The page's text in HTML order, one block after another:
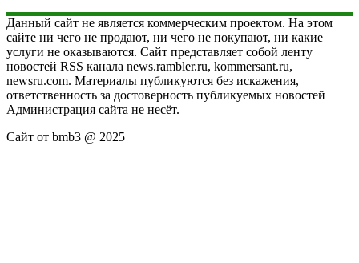
Данный сайт не является коммерческим проектом. На этом
сайте ни чего не продают, ни чего не покупают, ни какие
услуги не оказываются. Сайт представляет собой ленту
новостей RSS канала news.rambler.ru, kommersant.ru,
newsru.com. Материалы публикуются без искажения,
ответственность за достоверность публикуемых новостей
Администрация сайта не несёт.
Сайт от bmb3 @ 2025